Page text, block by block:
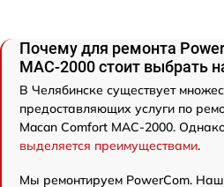
Почему для ремонта
MAC-2000 стоит выбрать
В Челябинске существует
предоставляющих услуги по
Macan Comfort MAC-2000.
выделяется преимуществами.
Мы ремонтируем PowerCom.